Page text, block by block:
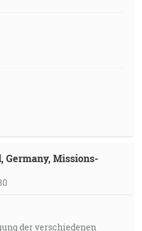
Germany, Missions-
der verschiedenen